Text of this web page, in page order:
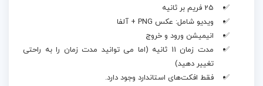
25 فریم بر ثانیه
ویدیو شامل: عکس PNG + آلفا
انیمیشن ورود و خروج
مدت زمان 11 ثانیه (اما می توانید مدت زمان را به راحتی
تغییر دهید)
فقط افکت‌های استاندارد وجود دارد.